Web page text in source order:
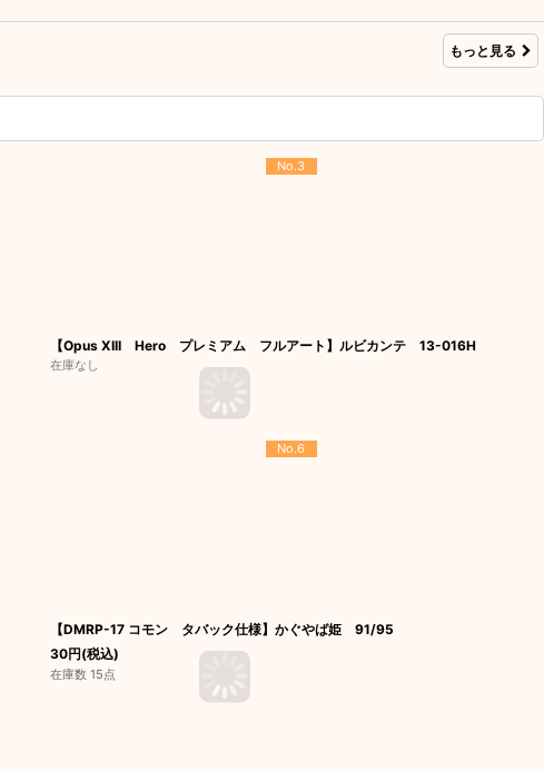
もっと見る
No.3
【Opus XIII Hero プレミアム フルアート】ルビカンテ 13-016H
在庫なし
No.6
【DMRP-17 コモン タバック仕様】かぐやば姫 91/95
30円(税込)
在庫数 15点